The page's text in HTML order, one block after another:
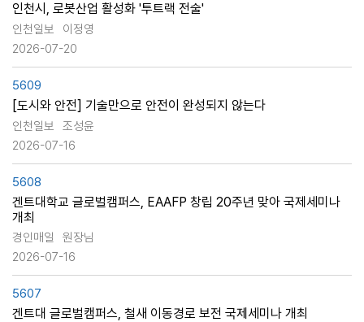
인천시, 로봇산업 활성화 '투트랙 전술'
인천일보
이정영
2026-07-20
5609
[도시와 안전] 기술만으로 안전이 완성되지 않는다
인천일보
조성윤
2026-07-16
5608
겐트대학교 글로벌캠퍼스, EAAFP 창립 20주년 맞아 국제세미나
개최
경인매일
원장님
2026-07-16
5607
겐트대 글로벌캠퍼스, 철새 이동경로 보전 국제세미나 개최